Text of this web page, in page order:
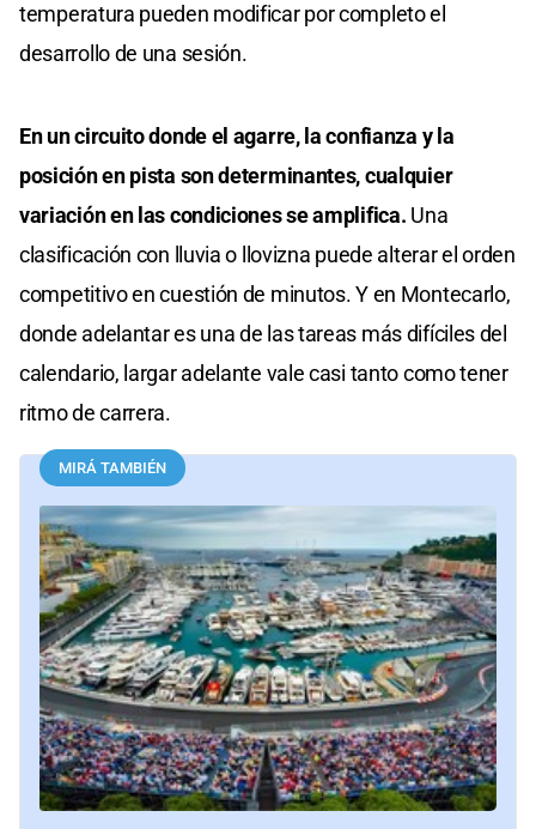
temperatura pueden modificar por completo el
desarrollo de una sesión.
En un circuito donde el agarre, la confianza y la
posición en pista son determinantes, cualquier
variación en las condiciones se amplifica. Una
clasificación con lluvia o llovizna puede alterar el orden
competitivo en cuestión de minutos. Y en Montecarlo,
donde adelantar es una de las tareas más difíciles del
calendario, largar adelante vale casi tanto como tener
ritmo de carrera.
MIRÁ TAMBIÉN